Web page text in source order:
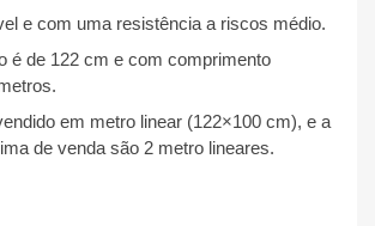
e com uma resistência a riscos médio.
é de 122 cm e com comprimento
em metro linear (122×100 cm), e a
de venda são 2 metro lineares.